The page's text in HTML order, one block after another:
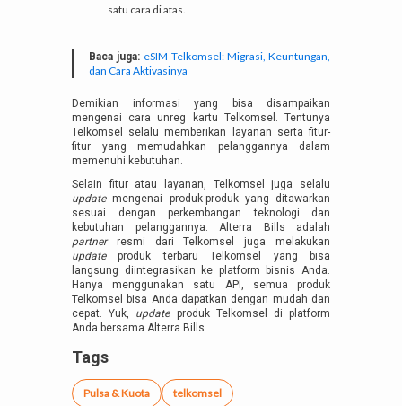
satu cara di atas.
Baca juga: eSIM Telkomsel: Migrasi, Keuntungan,
dan Cara Aktivasinya
Demikian informasi yang bisa disampaikan
mengenai cara unreg kartu Telkomsel. Tentunya
Telkomsel selalu memberikan layanan serta fitur-
fitur yang memudahkan pelanggannya dalam
memenuhi kebutuhan.
Selain fitur atau layanan, Telkomsel juga selalu
updatemengenai produk-produk yang ditawarkan
sesuai dengan perkembangan teknologi dan
kebutuhan pelanggannya. Alterra Bills adalah
partner resmi dari Telkomsel juga melakukan
updateproduk terbaru Telkomsel yang bisa
langsung diintegrasikan ke platform bisnis Anda.
Hanya menggunakan satu API, semua produk
Telkomsel bisa Anda dapatkan dengan mudah dan
cepat. Yuk, updateproduk Telkomsel di platform
Anda bersama Alterra Bills.
Tags
Pulsa & Kuota telkomsel